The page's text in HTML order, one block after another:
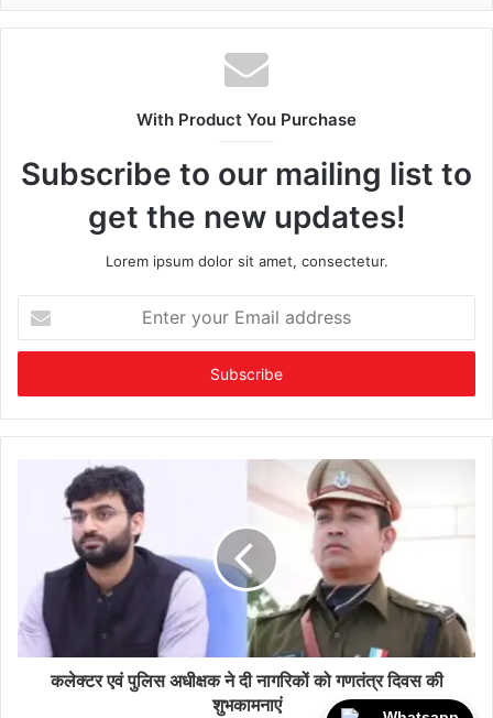
With Product You Purchase
Subscribe to our mailing list to
get the new updates!
Lorem ipsum dolor sit amet, consectetur.
your
Email
कलेक्टर एवं पुलिस अधीक्षक ने दी नागरिकों को गणतंत्र दिवस की
शुभकामनाएं